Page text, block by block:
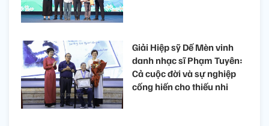
Giải Hiệp sỹ Dế Mèn vinh
danh nhạc sĩ Phạm Tuyên:
Cả cuộc đời và sự nghiệp
cống hiến cho thiếu nhi